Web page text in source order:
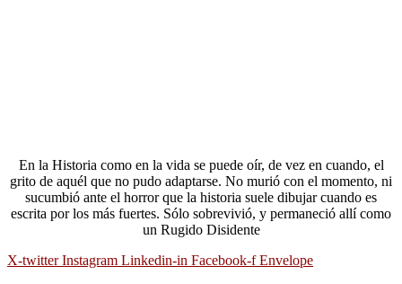
En la Historia como en la vida se puede oír, de vez en cuando, el
grito de aquél que no pudo adaptarse. No murió con el momento, ni
sucumbió ante el horror que la historia suele dibujar cuando es
escrita por los más fuertes. Sólo sobrevivió, y permaneció allí como
un Rugido Disidente
X-twitter Instagram Linkedin-in Facebook-f Envelope